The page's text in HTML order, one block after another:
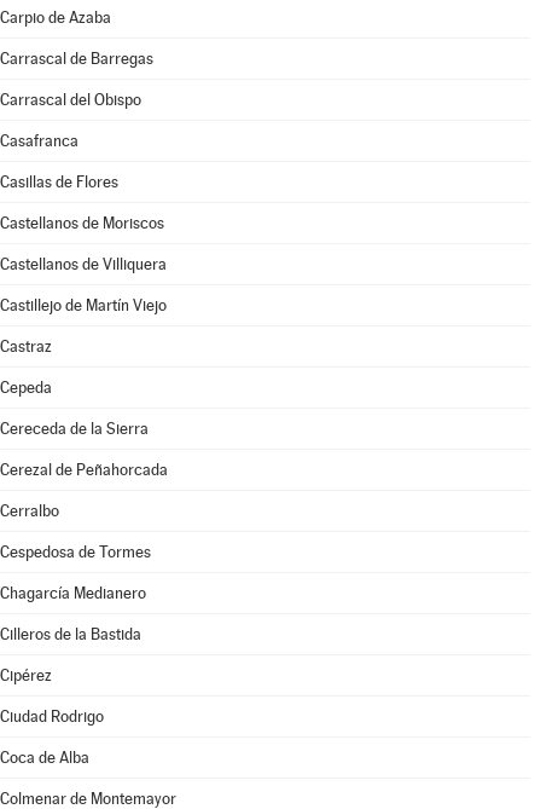
Carpio de Azaba
Carrascal de Barregas
Carrascal del Obispo
Casafranca
Casillas de Flores
Castellanos de Moriscos
Castellanos de Villiquera
Castillejo de Martín Viejo
Castraz
Cepeda
Cereceda de la Sierra
Cerezal de Peñahorcada
Cerralbo
Cespedosa de Tormes
Chagarcía Medianero
Cilleros de la Bastida
Cipérez
Ciudad Rodrigo
Coca de Alba
Colmenar de Montemayor